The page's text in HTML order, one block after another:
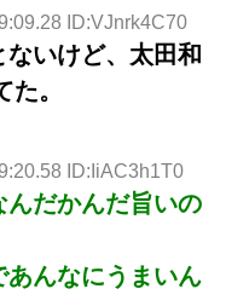
ID:VJnrk4C70
いけど、太田和
。
ID:IiAC3h1T0
だかんだ旨いの
んなにうまいん